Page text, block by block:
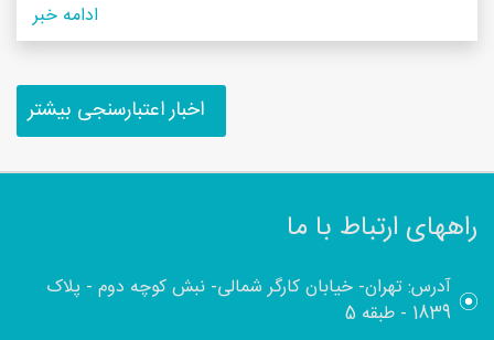
ادامه خبر
اخبار اعتبارسنجی بیشتر
راههای ارتباط با ما
آدرس: تهران- خیابان کارگر شمالی- نبش کوچه دوم - پلاک
1839 - طبقه 5